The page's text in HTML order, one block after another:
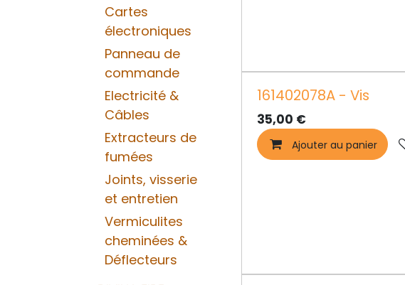
Cartes
électroniques
Panneau de
commande
Electricité &
Câbles
Extracteurs de
fumées
Joints, visserie
et entretien
Vermiculites
cheminées &
Déflecteurs
161402078A - Vis
35,00 €
Ajouter au panier